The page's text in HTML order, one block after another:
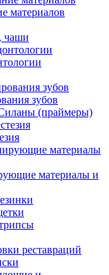
материалов
чаши
зубов
(праймеры)
материалы и
реставраций